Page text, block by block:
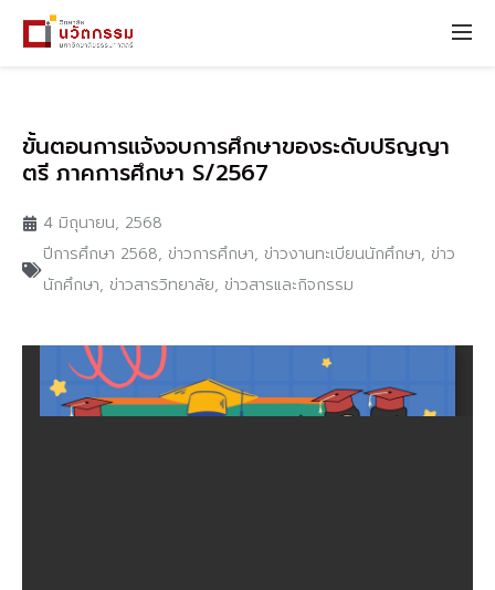
ขั้นตอนการแจ้งจบการศึกษาของระดับปริญญา
ตรี ภาคการศึกษา S/2567
4 มิถุนายน, 2568
ปีการศึกษา 2568, ข่าวการศึกษา, ข่าวงานทะเบียนนักศึกษา, ข่าว
นักศึกษา, ข่าวสารวิทยาลัย, ข่าวสารและกิจกรรม